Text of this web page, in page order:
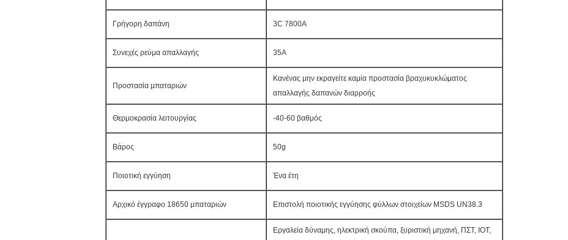
Γρήγορη δαπάνη 3C 7800A
Συνεχές ρεύμα απαλλαγής 35A
Προστασία μπαταριών
Κανένας μην εκραγείτε καμία προστασία βραχυκυκλώματος
απαλλαγής δαπανών διαρροής
Θερμοκρασία λειτουργίας -40-60 βαθμός
Βάρος 50g
Ποιοτική εγγύηση Ένα έτη
Αρχικό έγγραφο 18650 μπαταριών Επιστολή ποιοτικής εγγύησης φύλλων στοιχείων MSDS UN38.3
Εργαλεία δύναμης, ηλεκτρική σκούπα, ξυριστική μηχανή, ΠΣΤ, IOT,